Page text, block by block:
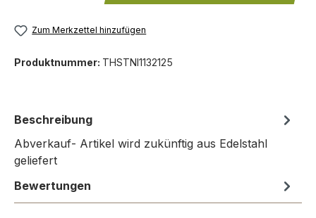
Zum Merkzettel hinzufügen
Produktnummer: THSTNI1132125
Beschreibung
Abverkauf- Artikel wird zukünftig aus Edelstahl
geliefert
Bewertungen